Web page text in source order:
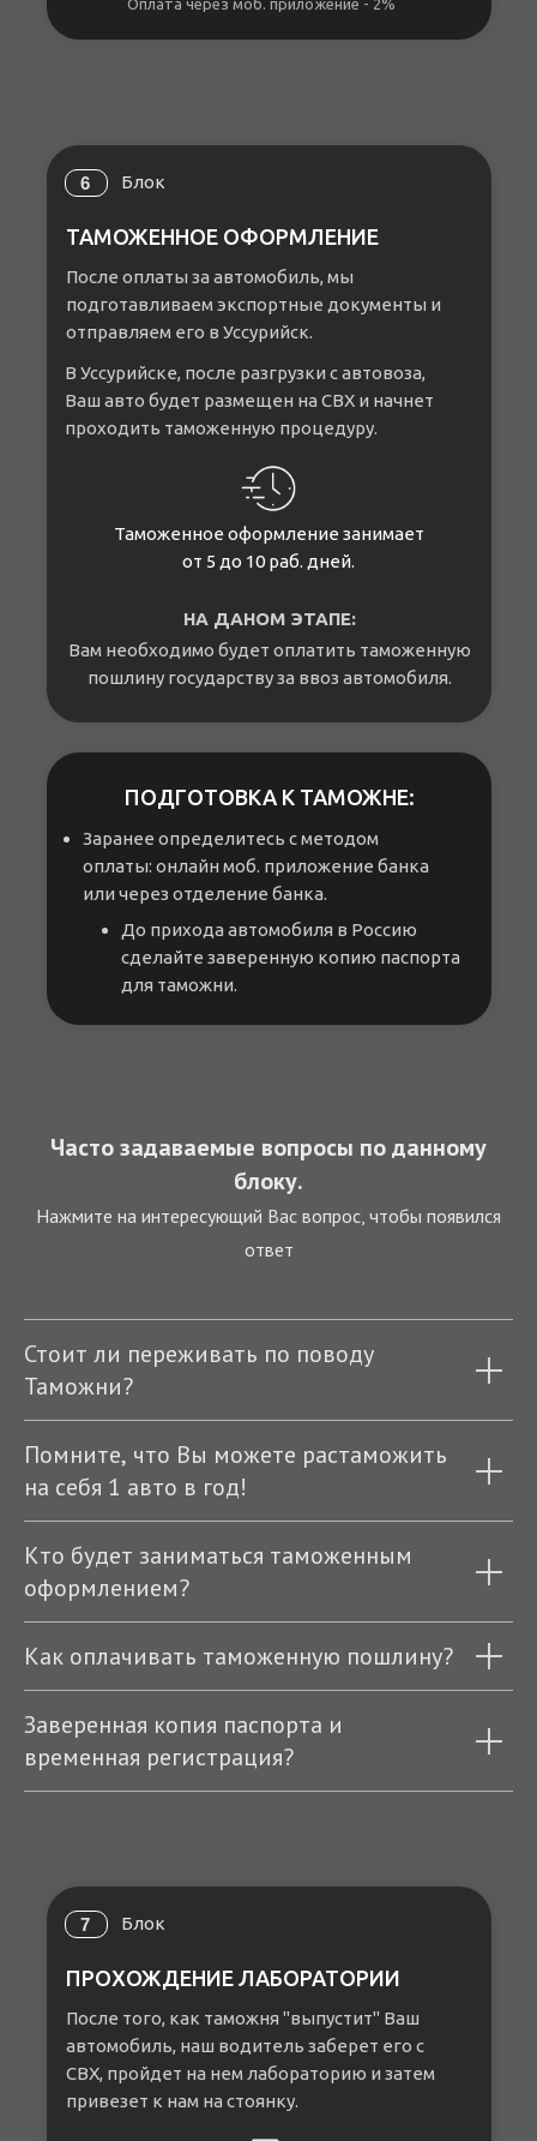
Оплата через моб. приложение - 2%
Блок
6
ТАМОЖЕННОЕ ОФОРМЛЕНИЕ
ПОДГОТОВКА К ТАМОЖНЕ:
После оплаты за автомобиль, мы
подготавливаем экспортные документы и
отправляем его в Уссурийск.
Заранее определитесь с методом
оплаты: онлайн моб. приложение банка
или через отделение банка.
До прихода автомобиля в Россию
сделайте заверенную копию паспорта
для таможни.
В Уссурийске, после разгрузки с автовоза,
Ваш авто будет размещен на СВХ и начнет
проходить таможенную процедуру.
Таможенное оформление занимает
от 5 до 10 раб. дней.
Вам необходимо будет оплатить таможенную
пошлину государству за ввоз автомобиля.
НА ДАНОМ ЭТАПЕ:
Часто задаваемые вопросы по данному
блоку.
Нажмите на интересующий Вас вопрос, чтобы появился
ответ
Стоит ли переживать по поводу
Таможни?
Помните, что Вы можете растаможить
на себя 1 авто в год!
Кто будет заниматься таможенным
оформлением?
Как оплачивать таможенную пошлину?
Заверенная копия паспорта и
временная регистрация?
Блок
7
ПРОХОЖДЕНИЕ ЛАБОРАТОРИИ
После того, как таможня "выпустит" Ваш
автомобиль, наш водитель заберет его с
СВХ, пройдет на нем лабораторию и затем
привезет к нам на стоянку.